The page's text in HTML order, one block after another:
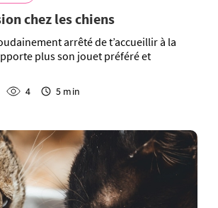
chez les chiens
arrêté de t’accueillir à la
plus son jouet préféré et
4 5 min